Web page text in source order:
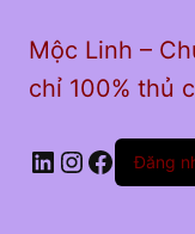
Mộc Linh –
chỉ 100% thủ
LinkedIn
Instagram
Đăng